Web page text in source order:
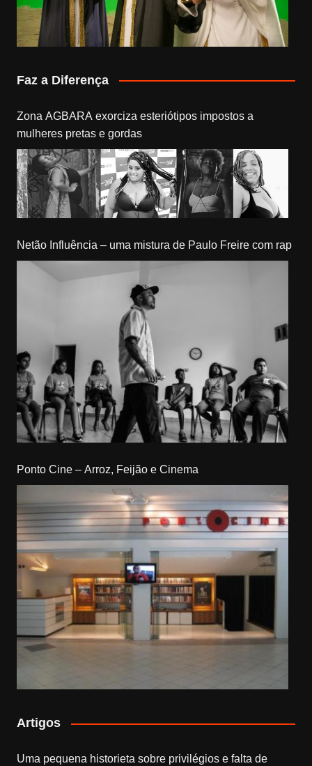
Faz a Diferença
Zona AGBARA exorciza esteriótipos impostos a
mulheres pretas e gordas
Netão Influência – uma mistura de Paulo Freire com rap
Ponto Cine – Arroz, Feijão e Cinema
Artigos
Uma pequena historieta sobre privilégios e falta de